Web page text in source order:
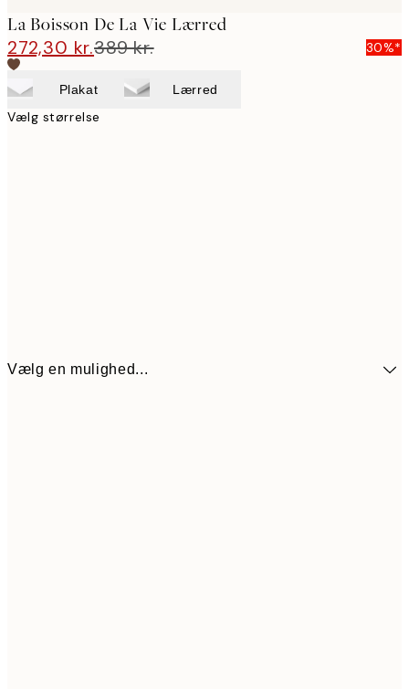
La Boisson De La Vie Lærred
272,30 kr.389 kr. 30%*
Plakat Lærred
Vælg størrelse
Vælg en mulighed...